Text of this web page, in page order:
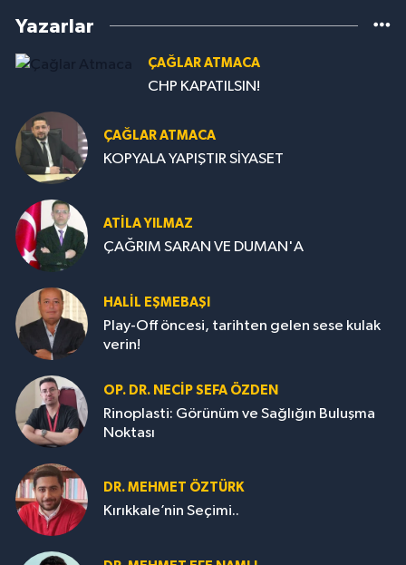
Yazarlar
ÇAĞLAR ATMACA
CHP KAPATILSIN!
ÇAĞLAR ATMACA
KOPYALA YAPIŞTIR SİYASET
ATILA YILMAZ
ÇAĞRIM SARAN VE DUMAN'A
HALIL EŞMEBAŞI
Play-Off öncesi, tarihten gelen sese kulak
verin!
OP. DR. NECIP SEFA ÖZDEN
Rinoplasti: Görünüm ve Sağlığın Buluşma
Noktası
DR. MEHMET ÖZTÜRK
Kırıkkale’nin Seçimi..